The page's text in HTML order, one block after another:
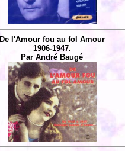
De l'Amour fou au fol Amour
1906-1947.
Par André Baugé